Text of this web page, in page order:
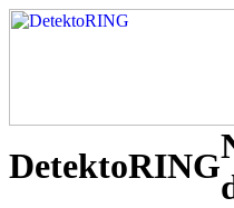
DetektoRING